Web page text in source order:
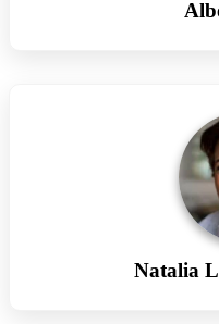
Natalia